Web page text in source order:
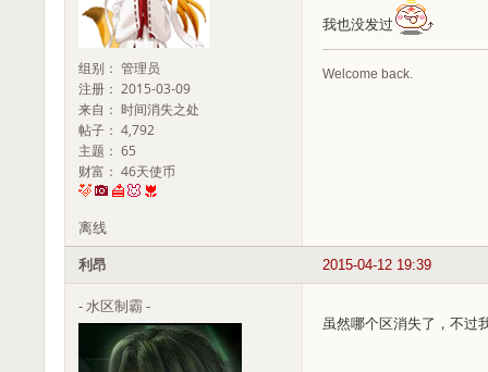
组别： 管理员
注册： 2015-03-09
来自： 时间消失之处
帖子： 4,792
主题： 65
财富： 46天使币
我也没发过
Welcome back.
离线
2015-04-12 19:39
利昂
- 水区制霸 -
虽然哪个区消失了，不过